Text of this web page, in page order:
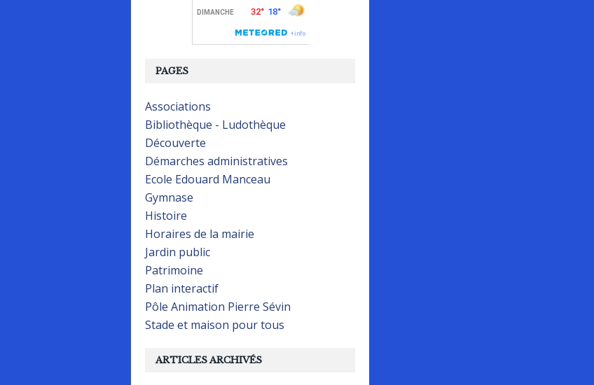
PAGES
Associations
Bibliothèque - Ludothèque
Découverte
Démarches administratives
Ecole Edouard Manceau
Gymnase
Histoire
Horaires de la mairie
Jardin public
Patrimoine
Plan interactif
Pôle Animation Pierre Sévin
Stade et maison pour tous
ARTICLES ARCHIVÉS